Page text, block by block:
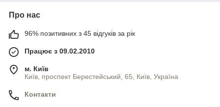
Про нас
96% позитивних з 45 відгуків за рік
Працює з 09.02.2010
м. Київ
Київ, проспект Берестейський, 65, Київ, Україна
Контакти